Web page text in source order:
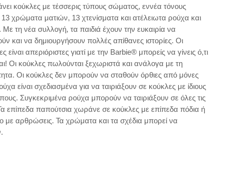
κούκλες με τέσσερις τύπους σώματος, εννέα τόνους
χρώματα ματιών, 13 χτενίσματα και ατέλειωτα ρούχα και
τη νέα συλλογή, τα παιδιά έχουν την ευκαιρία να
και να δημιουργήσουν πολλές απίθανες ιστορίες. Οι
είναι απεριόριστες γιατί με την Barbie® μπορείς να γίνεις ό,τι
Οι κούκλες πωλούνται ξεχωριστά και ανάλογα με τη
Οι κούκλες δεν μπορούν να σταθούν όρθιες από μόνες
είναι σχεδιασμένα για να ταιριάξουν σε κούκλες με ίδιους
Συγκεκριμένα ρούχα μπορούν να ταιριάξουν σε όλες τις
επίπεδα παπούτσια χωράνε σε κούκλες με επίπεδα πόδια ή
με αρθρώσεις. Τα χρώματα και τα σχέδια μπορεί να